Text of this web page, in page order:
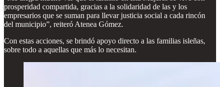
prosperidad compartida, gracias a la solidaridad de las y los
empresarios que se suman para llevar justicia social a cada rincón
del municipio”, reiteró Atenea Gómez.
Con estas acciones, se brindó apoyo directo a las familias isleñas,
sobre todo a aquellas que más lo necesitan.